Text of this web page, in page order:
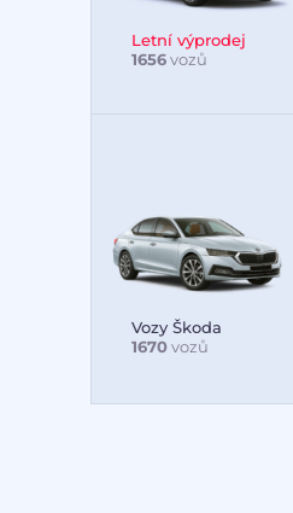
Letní výprodej
1656vozů
Vozy Škoda
1670vozů